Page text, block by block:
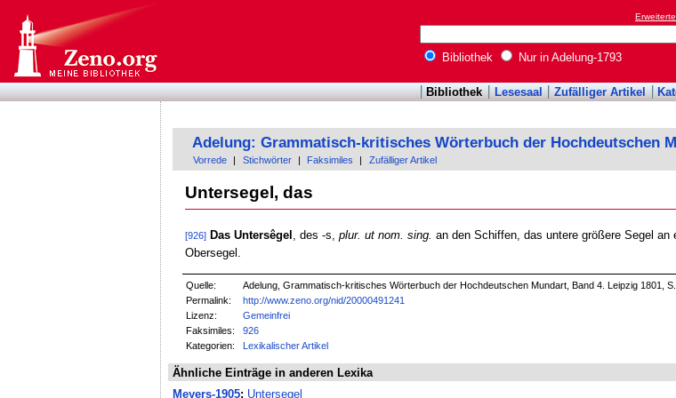
Bibliothek Nur in Adelung-1793
Bibliothek Lesesaal Zufälliger Artikel
Adelung: Grammatisch-kritisches Wörterbuch der Hochdeutschen
Vorrede Stichwörter Faksimiles Zufälliger Artikel
Untersegel, das
[926] Das Untersêgel , des -s, plur. ut nom. sing. an den Schiffen, das untere größere Segel
Obersegel.
Quelle:
Adelung, Grammatisch-kritisches Wörterbuch der Hochdeutschen Mundart, Band 4. Leipzig 1801,
Permalink:
http://www.zeno.org/nid/20000491241
Lizenz:
Gemeinfrei
Faksimiles:
926
Kategorien:
Lexikalischer Artikel
Ähnliche Einträge in anderen Lexika
Meyers-1905: Untersegel